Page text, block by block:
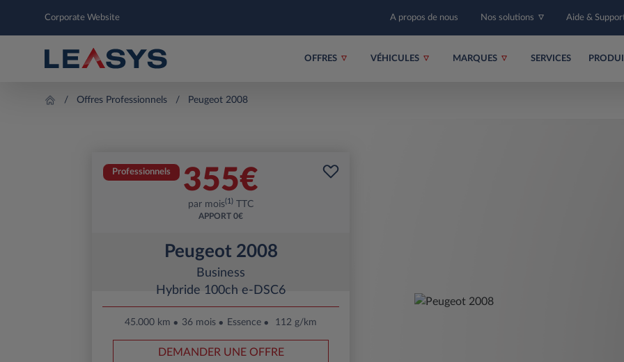
Corporate Website A propos de nous Nos solutions Aide &
OFFRES VÉHICULES MARQUES SERVICES
Offres Professionnels Peugeot 2008
Professionnels 355€
par mois(1) TTC
APPORT 0€
Peugeot 2008
Business
Hybride 100ch e-DSC6
45.000 km 36 mois Essence 112 g/km
DEMANDER UNE OFFRE